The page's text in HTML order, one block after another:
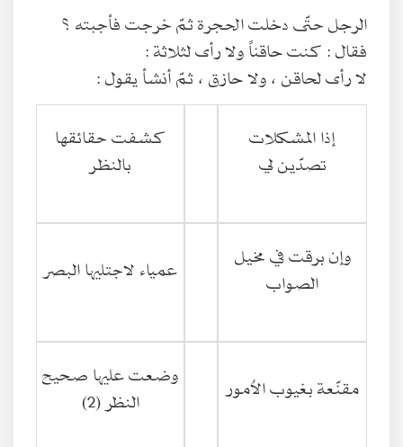
الرجل حتّى دخلت الحجرة ثمّ خرجت فأجبته ؟
فقال : كنت حاقناً ولا رأى لثلاثة :
لا رأى لحاقن ، ولا حازق ، ثمّ أنشأ يقول :
إذا المشكلات
تصدّين لي
كشفت حقائقها
بالنظر
وإن برقت في مخيل
الصواب
عمياء لاجتليها البصر
مقنّعة بغيوب الاُمور
وضعت عليها صحيح
النظر (2)